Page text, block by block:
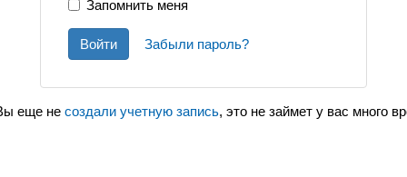
Запомнить меня
Войти Забыли пароль?
еще не создали учетную запись, это не займет у вас много